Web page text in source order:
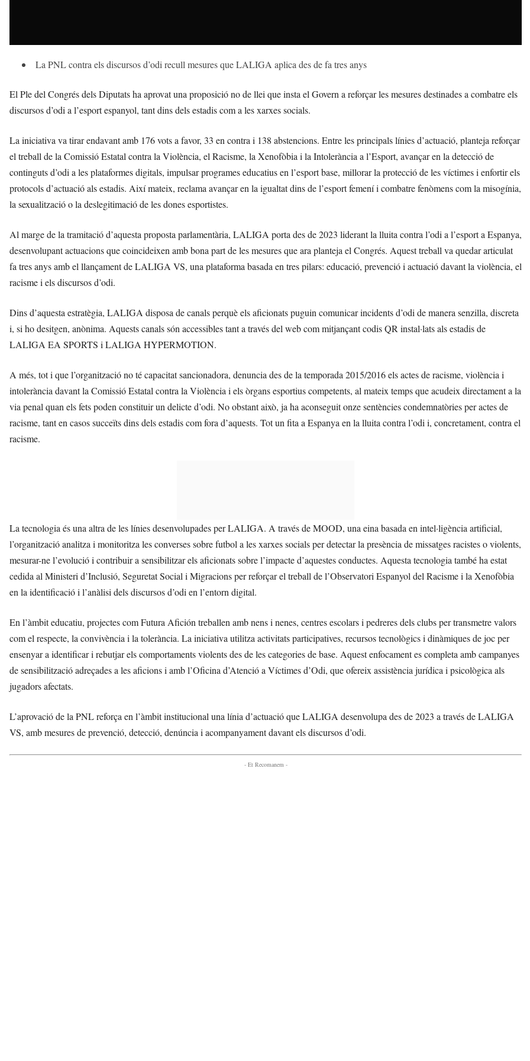
La PNL contra els discursos d’odi recull mesures que LALIGA aplica des de fa tres anys
El Ple del Congrés dels Diputats ha aprovat una proposició no de llei que insta el Govern a reforçar les mesures destinades a combatre els
discursos d’odi a l’esport espanyol, tant dins dels estadis com a les xarxes socials.
La iniciativa va tirar endavant amb 176 vots a favor, 33 en contra i 138 abstencions. Entre les principals línies d’actuació, planteja reforçar
el treball de la Comissió Estatal contra la Violència, el Racisme, la Xenofòbia i la Intolerància a l’Esport, avançar en la detecció de
continguts d’odi a les plataformes digitals, impulsar programes educatius en l’esport base, millorar la protecció de les víctimes i enfortir els
protocols d’actuació als estadis. Així mateix, reclama avançar en la igualtat dins de l’esport femení i combatre fenòmens com la misogínia,
la sexualització o la deslegitimació de les dones esportistes.
Al marge de la tramitació d’aquesta proposta parlamentària, LALIGA porta des de 2023 liderant la lluita contra l’odi a l’esport a Espanya,
desenvolupant actuacions que coincideixen amb bona part de les mesures que ara planteja el Congrés. Aquest treball va quedar articulat
fa tres anys amb el llançament de LALIGA VS, una plataforma basada en tres pilars: educació, prevenció i actuació davant la violència, el
racisme i els discursos d’odi.
Dins d’aquesta estratègia, LALIGA disposa de canals perquè els aficionats puguin comunicar incidents d’odi de manera senzilla, discreta
i, si ho desitgen, anònima. Aquests canals són accessibles tant a través del web com mitjançant codis QR instal·lats als estadis de
LALIGA EA SPORTS i LALIGA HYPERMOTION.
A més, tot i que l’organització no té capacitat sancionadora, denuncia des de la temporada 2015/2016 els actes de racisme, violència i
intolerància davant la Comissió Estatal contra la Violència i els òrgans esportius competents, al mateix temps que acudeix directament a la
via penal quan els fets poden constituir un delicte d’odi. No obstant això, ja ha aconseguit onze sentències condemnatòries per actes de
racisme, tant en casos succeïts dins dels estadis com fora d’aquests. Tot un fita a Espanya en la lluita contra l’odi i, concretament, contra el
racisme.
La tecnologia és una altra de les línies desenvolupades per LALIGA. A través de MOOD, una eina basada en intel·ligència artificial,
l’organització analitza i monitoritza les converses sobre futbol a les xarxes socials per detectar la presència de missatges racistes o violents,
mesurar-ne l’evolució i contribuir a sensibilitzar els aficionats sobre l’impacte d’aquestes conductes. Aquesta tecnologia també ha estat
cedida al Ministeri d’Inclusió, Seguretat Social i Migracions per reforçar el treball de l’Observatori Espanyol del Racisme i la Xenofòbia
en la identificació i l’anàlisi dels discursos d’odi en l’entorn digital.
En l’àmbit educatiu, projectes com Futura Afición treballen amb nens i nenes, centres escolars i pedreres dels clubs per transmetre valors
com el respecte, la convivència i la tolerància. La iniciativa utilitza activitats participatives, recursos tecnològics i dinàmiques de joc per
ensenyar a identificar i rebutjar els comportaments violents des de les categories de base. Aquest enfocament es completa amb campanyes
de sensibilització adreçades a les aficions i amb l’Oficina d’Atenció a Víctimes d’Odi, que ofereix assistència jurídica i psicològica als
jugadors afectats.
L’aprovació de la PNL reforça en l’àmbit institucional una línia d’actuació que LALIGA desenvolupa des de 2023 a través de LALIGA
VS, amb mesures de prevenció, detecció, denúncia i acompanyament davant els discursos d’odi.
- Et Recomanem -